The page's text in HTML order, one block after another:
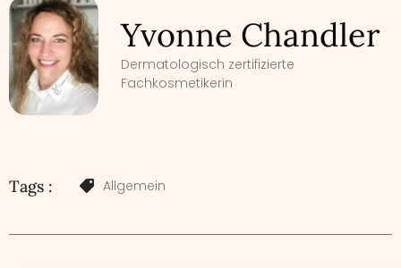
Yvonne Chandler
Dermatologisch zertifizierte
Fachkosmetikerin
Tags : Allgemein